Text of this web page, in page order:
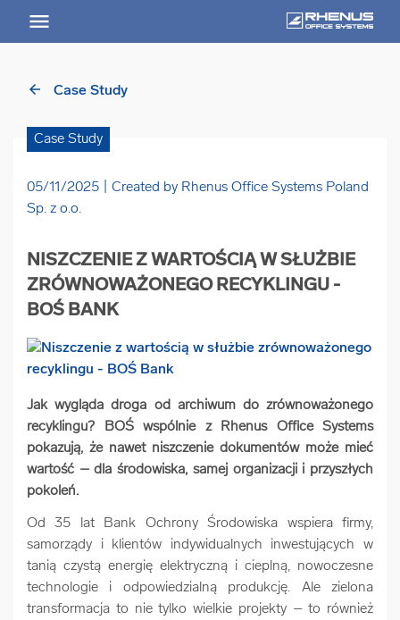
Usługi Przegląd
Niszczenie nośników informacji arrow_forward
Archiwizowanie dokumentów
Przechowywanie dokumentacji
Usługi digitalizacjyjne arrow_forward
Osuszanie dokumentów arrow_forward
Pozostałe usługi arrow_forward
arrow_back Case Study
Case Study
05/11/2025
Created by Rhenus Office Systems Poland
Sp. z o.o.
NISZCZENIE Z WARTOŚCIĄ W SŁUŻBIE
ZRÓWNOWAŻONEGO RECYKLINGU -
BOŚ BANK
Jak wygląda droga od archiwum do zrównoważonego
recyklingu? BOŚ wspólnie z Rhenus Office Systems
pokazują, że nawet niszczenie dokumentów może mieć
wartość – dla środowiska, samej organizacji i przyszłych
pokoleń.
Od 35 lat Bank Ochrony Środowiska wspiera firmy,
samorządy i klientów indywidualnych inwestujących w
tanią czystą energię elektryczną i cieplną, nowoczesne
technologie i odpowiedzialną produkcję. Ale zielona
transformacja to nie tylko wielkie projekty – to również